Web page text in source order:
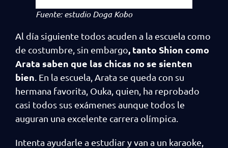
Fuente: estudio Doga Kobo
Al día siguiente todos acuden a la escuela como
de costumbre, sin embargo, tanto Shion como
Arata saben que las chicas no se sienten
bien . En la escuela, Arata se queda con su
hermana favorita, Ouka, quien, ha reprobado
casi todos sus exámenes aunque todos le
auguran una excelente carrera olímpica.
Intenta ayudarle a estudiar y van a un karaoke,